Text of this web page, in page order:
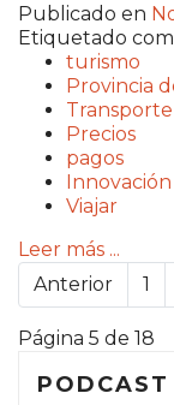
Publicado en
Etiquetado
turismo
Provincia
Transporte
Precios
pagos
Innovación
Viajar
Leer más ...
Anterior
1
Página 5 de 18
PODCAST